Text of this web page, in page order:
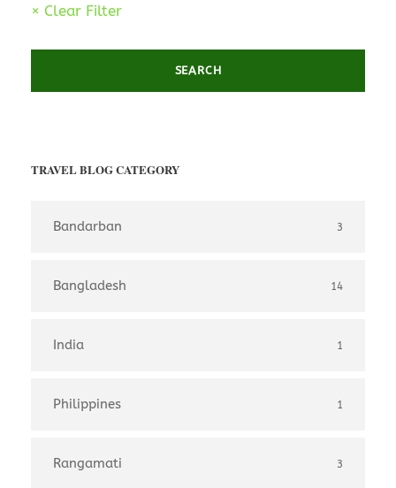
× Clear Filter
TRAVEL BLOG CATEGORY
Bandarban 3
Bangladesh 14
India 1
Philippines 1
Rangamati 3